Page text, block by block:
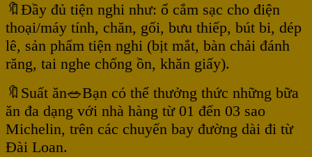
🔖Đầy đủ tiện nghi như: ổ cắm sạc cho điện
thoại/máy tính, chăn, gối, bưu thiếp, bút bi, dép
lê, sản phẩm tiện nghi (bịt mắt, bàn chải đánh
răng, tai nghe chống ồn, khăn giấy).
🔖Suất ăn🥗Bạn có thể thưởng thức những bữa
ăn đa dạng với nhà hàng từ 01 đến 03 sao
Michelin, trên các chuyến bay đường dài đi từ
Đài Loan.